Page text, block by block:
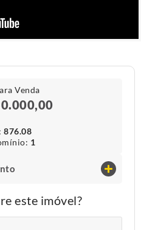
Venda
876.08
1
este imóvel?